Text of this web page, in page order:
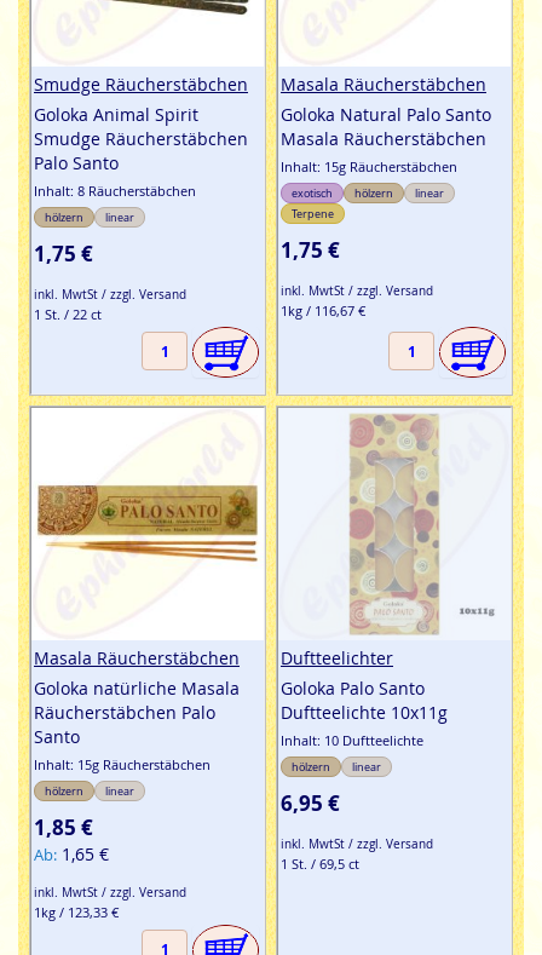
Smudge Räucherstäbchen
Goloka Animal Spirit
Smudge Räucherstäbchen
Palo Santo
Inhalt: 8 Räucherstäbchen
hölzern linear
1,75 €
inkl. MwtSt / zzgl. Versand
1 St. / 22 ct
Masala Räucherstäbchen
Goloka Natural Palo Santo
Masala Räucherstäbchen
Inhalt: 15g Räucherstäbchen
exotisch hölzern
linear
Terpene
1,75 €
inkl. MwtSt / zzgl. Versand
1kg / 116,67 €
Masala Räucherstäbchen
Goloka natürliche Masala
Räucherstäbchen Palo
Santo
Inhalt: 15g Räucherstäbchen
hölzern linear
1,85 €
Ab 1,65 €
inkl. MwtSt / zzgl. Versand
1kg / 123,33 €
Duftteelichter
Goloka Palo Santo
Duftteelichte 10x11g
Inhalt: 10 Duftteelichte
hölzern linear
6,95 €
inkl. MwtSt / zzgl. Versand
1 St. / 69,5 ct